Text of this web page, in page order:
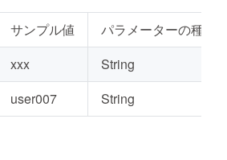
サンプル値
パラメーターの種類
xxx
String
user007 String